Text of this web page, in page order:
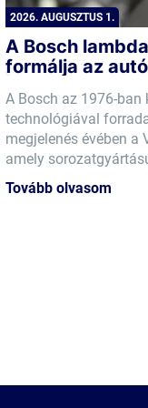
2026. AUGUSZTUS 1.
A Bosch
formálja az
A Bosch az 1976-
technológiával
megjelenés évében a
amely
Tovább olvasom